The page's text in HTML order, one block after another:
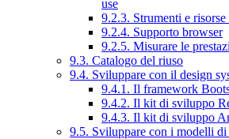
use
9.2.3. Strumenti e
9.2.4. Supporto browser
9.2.5. Misurare le
9.3. Catalogo del riuso
9.4. Sviluppare con il design
9.4.1. Il framework
9.4.2. Il kit di sviluppo
9.4.3. Il kit di sviluppo
9.5. Sviluppare con i modelli di